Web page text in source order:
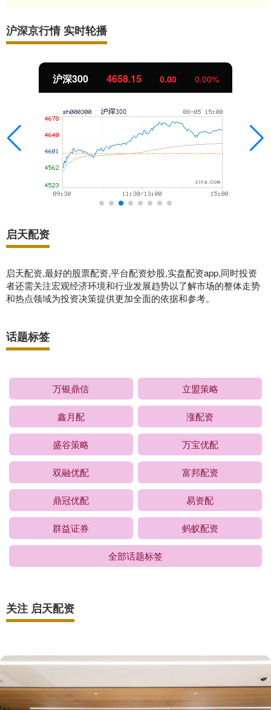
沪深京行情 实时轮播
北证50 1119.46 0.00
启天配资
启天配资,最好的股票配资,平台配资炒股,实盘配资app,同时投资
者还需关注宏观经济环境和行业发展趋势以了解市场的整体走势
和热点领域为投资决策提供更加全面的依据和参考。
话题标签
万银鼎信 立盟策略
鑫月配 涨配资
盛谷策略 万宝优配
双融优配 富邦配资
鼎冠优配 易资配
群益证券 蚂蚁配资
全部话题标签
关注 启天配资